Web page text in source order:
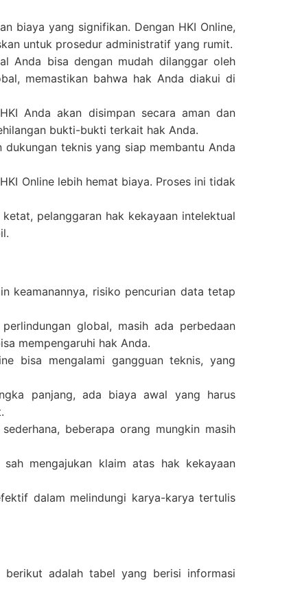
biaya yang signifikan. Dengan HKI Online,
untuk prosedur administratif yang rumit.
Anda bisa dengan mudah dilanggar oleh
memastikan bahwa hak Anda diakui di
Anda akan disimpan secara aman dan
bukti-bukti terkait hak Anda.
teknis yang siap membantu Anda
Online lebih hemat biaya. Proses ini tidak
pelanggaran hak kekayaan intelektual
keamanannya, risiko pencurian data tetap
global, masih ada perbedaan
mempengaruhi hak Anda.
bisa mengalami gangguan teknis, yang
panjang, ada biaya awal yang harus
beberapa orang mungkin masih
mengajukan klaim atas hak kekayaan
dalam melindungi karya-karya tertulis
berikut adalah tabel yang berisi informasi